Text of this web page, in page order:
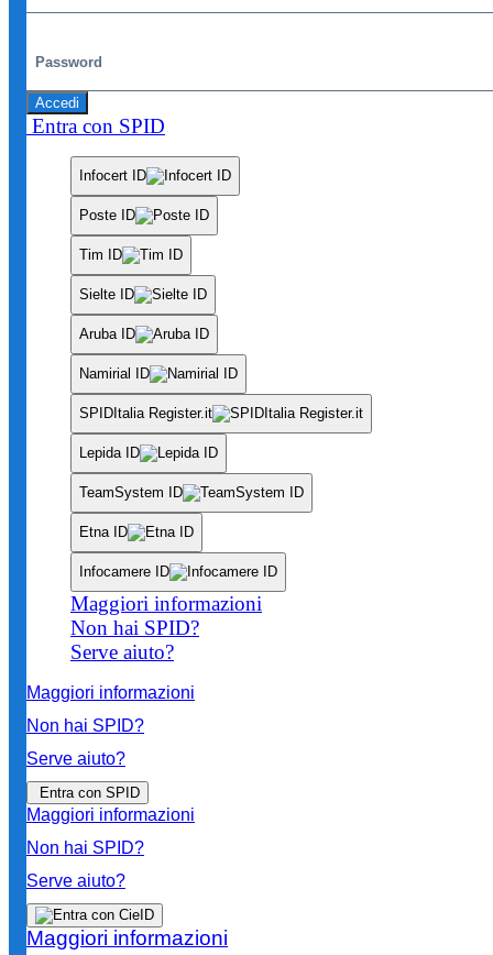
Accedi
Entra con SPID
Infocert ID
Poste ID
Tim ID
Sielte ID
Aruba ID
Namirial ID
SPIDItalia Register.it
Lepida ID
TeamSystem ID
Etna ID
Infocamere ID
Maggiori informazioni
Non hai SPID?
Serve aiuto?
Maggiori informazioni
Non hai SPID?
Serve aiuto?
Entra con SPID
Maggiori informazioni
Non hai SPID?
Serve aiuto?
Maggiori informazioni